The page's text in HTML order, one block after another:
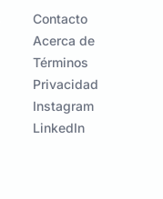
Contacto
Acerca de
Términos
Privacidad
Instagram
LinkedIn